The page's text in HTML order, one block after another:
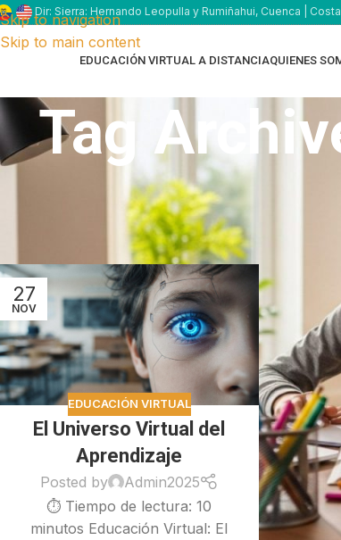
Skip to navigation
Skip to main content
Dir: Sierra: Hernando Leopulla y Rumiñahui, Cuenca |
EDUCACIÓN VIRTUAL A DISTANCIAQUIENES
Tag
27
NOV
EDUCACIÓN VIRTUAL
El Universo Virtual del
Aprendizaje
Posted by
Admin2025
⏱ Tiempo de lectura: 10
minutos Educación Virtual: El